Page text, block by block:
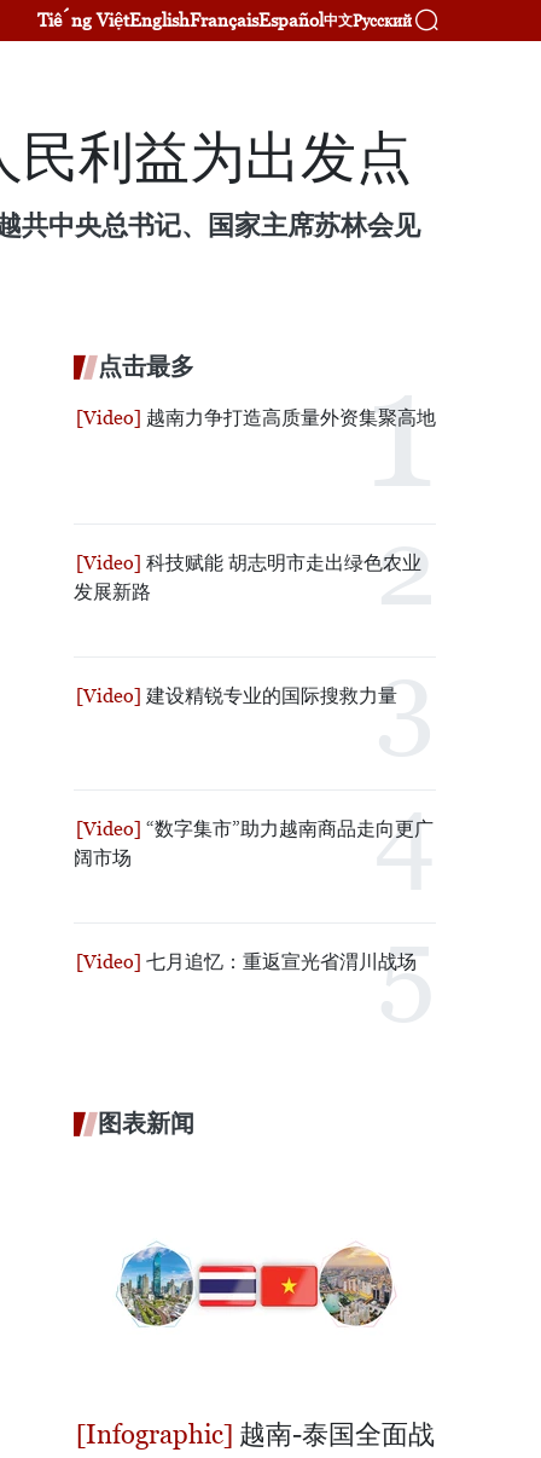
Tiếng ViệtEnglishFrançaisEspañol中文Русский
利益为出发点
共中央总书记、国家主席苏林会见
点击最多
越南力争打造高质量外资集聚高地
科技赋能 胡志明市走出绿色农业
发展新路
建设精锐专业的国际搜救力量
“数字集市”助力越南商品走向更广
阔市场
七月追忆：重返宣光省渭川战场
图表新闻
越南-泰国全面战